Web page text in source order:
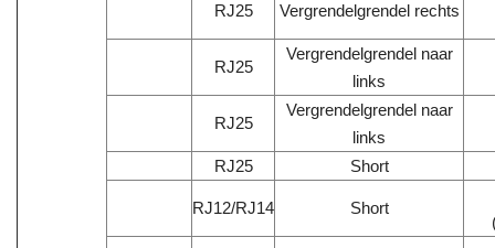
RJ25 Vergrendelgrendel rechts
RJ25
Vergrendelgrendel naar
links
RJ25
Vergrendelgrendel naar
links
RJ25
Short
RJ12/RJ14 Short